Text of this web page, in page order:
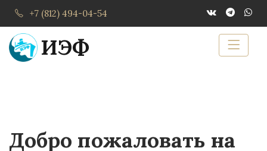
+7 (812) 494-04-54
ИЭФ
Добро пожаловать на